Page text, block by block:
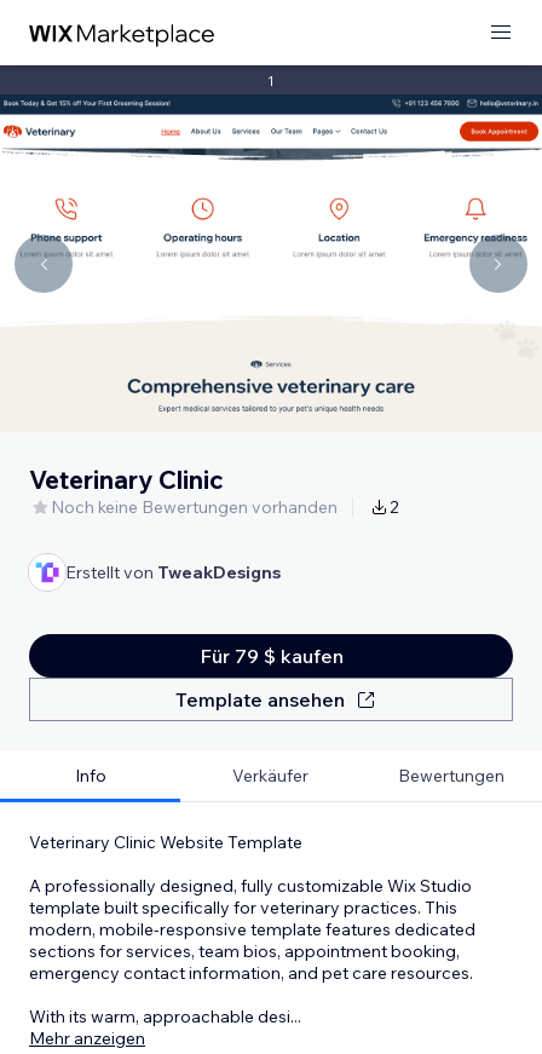
1
Veterinary Clinic
Noch keine Bewertungen vorhanden 2
Erstellt von TweakDesigns
Für 79 $ kaufen
Template ansehen
Info Verkäufer Bewertungen
Veterinary Clinic Website Template
A professionally designed, fully customizable Wix Studio
template built specifically for veterinary practices. This
modern, mobile-responsive template features dedicated
sections for services, team bios, appointment booking,
emergency contact information, and pet care resources.
With its warm, approachable desi...
Mehr anzeigen